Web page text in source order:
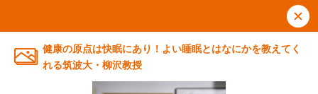
健康の原点は快眠にあり！よい睡眠とはなにかを教えてく
れる筑波大・柳沢教授